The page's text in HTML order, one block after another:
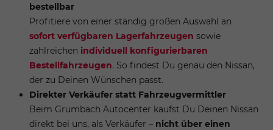
bestellbar
Profitiere von einer ständig großen Auswahl an
sofort verfügbaren Lagerfahrzeugen sowie
zahlreichen individuell konfigurierbaren
Bestellfahrzeugen. So findest Du genau den Nissan,
der zu Deinen Wünschen passt.
Direkter Verkäufer statt Fahrzeugvermittler
Beim Grumbach Autocenter kaufst Du Deinen Nissan
direkt bei uns, als Verkäufer – nicht über einen